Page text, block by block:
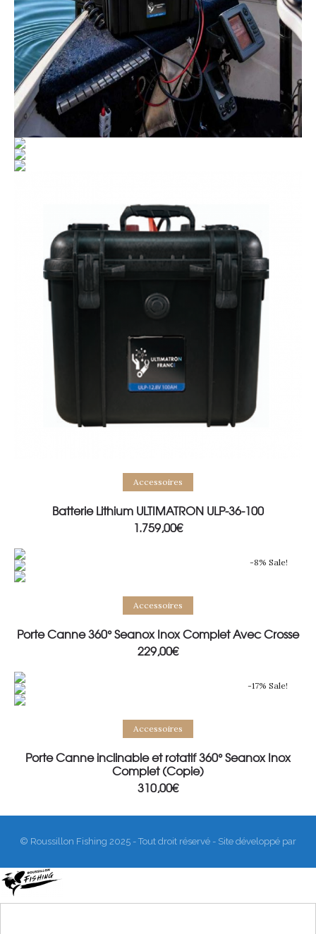
Add to basket
Accessoires
Batterie Lithium ULTIMATRON ULP-36-100
1.759,00€
-8% Sale!
Add to basket
Accessoires
Porte Canne 360° Seanox Inox Complet Avec Crosse
229,00€
-17% Sale!
Add to basket
Accessoires
Porte Canne inclinable et rotatif 360° Seanox Inox
Complet (Copie)
310,00€
© Roussillon Fishing 2025 - Tout droit réservé - Site développé par